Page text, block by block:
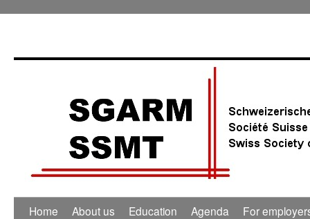
Home About us Education Agenda For